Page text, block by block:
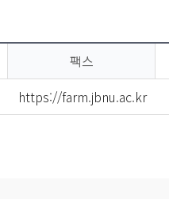
팩스
https://farm.jbnu.ac.kr